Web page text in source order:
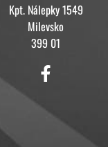
Kpt. Nálepky 1549
Milevsko
399 01